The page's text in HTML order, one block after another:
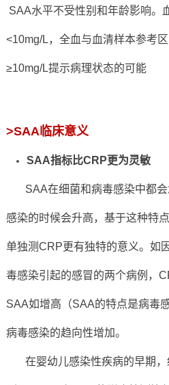
SAA水平不受性别和年龄影响。
<10mg/L，全血与血清样本参考
≥10mg/L提示病理状态的可能
>SAA临床意义
SAA指标比CRP更为灵敏
SAA在细菌和病毒感染中都
感染的时候会升高，基于这种特
单独测CRP更有独特的意义。如
毒感染引起的感冒的两个病例，
SAA如增高（SAA的特点是病毒
病毒感染的趋向性增加。
在婴幼儿感染性疾病的早期